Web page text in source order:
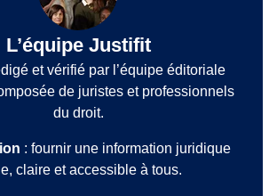
L’équipe Justifit
et vérifié par l’équipe éditoriale
de juristes et professionnels
du droit.
: fournir une information juridique
claire et accessible à tous.